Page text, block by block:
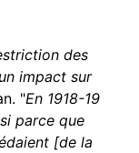
des
impact sur
"En 1918-19
parce que
[de la